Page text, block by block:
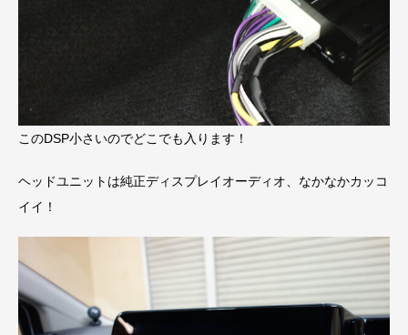
このDSP小さいのでどこでも入ります！
ヘッドユニットは純正ディスプレイオーディオ、なかなかカッコ
イイ！